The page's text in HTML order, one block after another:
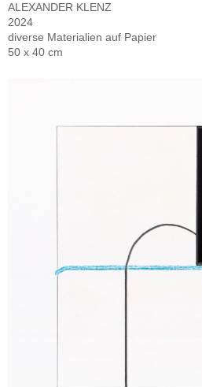
ALEXANDER KLENZ
2024
diverse Materialien auf Papier
50 x 40 cm